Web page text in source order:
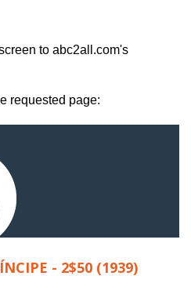
- 2$50 (1939)